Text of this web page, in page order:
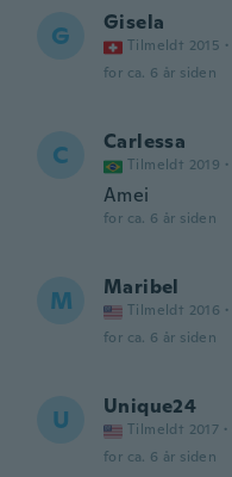
G Gisela
Tilmeldt 2015 ·
for ca. 6 år siden
C Carlessa
Tilmeldt 2019 ·
Amei
for ca. 6 år siden
M Maribel
Tilmeldt 2016 ·
for ca. 6 år siden
U Unique24
Tilmeldt 2017 ·
for ca. 6 år siden